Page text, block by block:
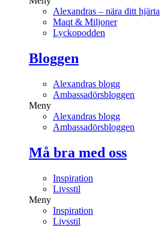
Alexandras – nära ditt hjärta
Maqt & Miljoner
Lyckopodden
Bloggen
Alexandras blogg
Ambassadörsbloggen
Meny
Alexandras blogg
Ambassadörsbloggen
Må bra med oss
Inspiration
Livsstil
Meny
Inspiration
Livsstil